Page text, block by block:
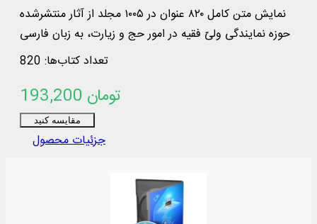
نمايش متن كامل ۸۲۰ عنوان در ۱۰۰۵ مجلد از آثار منتشرشده
حوزه نمايندگی ولیّ فقيه در امور حج و زيارت، به زبان فارسی
و عربیتعداد کتاب‌ها: 820
193,200 تومان
مقایسه کنید
جزئیات محصول